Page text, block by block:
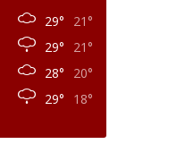
29°
21°
29°
21°
28°
20°
29° 18°